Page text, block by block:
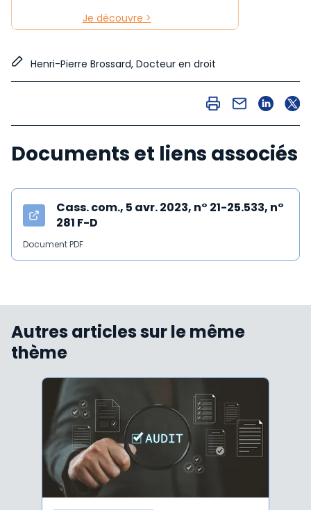
Je découvre >
Henri-Pierre Brossard, Docteur en droit
Documents et liens associés
Cass. com., 5 avr. 2023, n° 21-25.533, n°
281 F-D
Document PDF
Autres articles sur le même
thème